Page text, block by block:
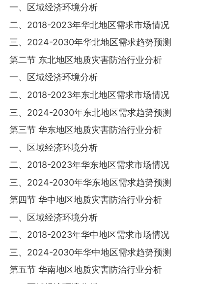
一、区域经济环境分析
二、2018-2023年华北地区需求市场情况
三、2024-2030年华北地区需求趋势预测
第二节 东北地区地质灾害防治行业分析
一、区域经济环境分析
二、2018-2023年东北地区需求市场情况
三、2024-2030年东北地区需求趋势预测
第三节 华东地区地质灾害防治行业分析
一、区域经济环境分析
二、2018-2023年华东地区需求市场情况
三、2024-2030年华东地区需求趋势预测
第四节 华中地区地质灾害防治行业分析
一、区域经济环境分析
二、2018-2023年华中地区需求市场情况
三、2024-2030年华中地区需求趋势预测
第五节 华南地区地质灾害防治行业分析